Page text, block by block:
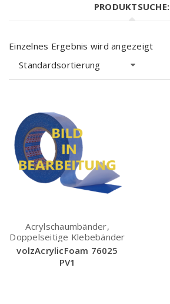
PRODUKTSUCHE:
Einzelnes Ergebnis wird angezeigt
Standardsortierung
Acrylschaumbänder,
Doppelseitige Klebebänder
volzAcrylicFoam 76025
PV1